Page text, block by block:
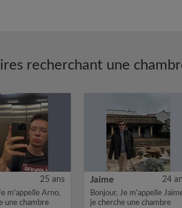
recherchant une
25 ans
m'appelle Arno,
une chambre
Jaime 24
Bonjour, Je m'appelle
je cherche une chambre